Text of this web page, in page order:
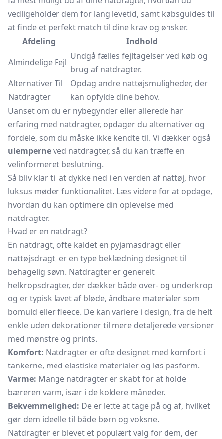
vedligeholder dem for lang levetid, samt købsguides til
at finde et perfekt match til dine krav og ønsker.
Afdeling
Indhold
Almindelige Fejl
Undgå fælles fejltagelser ved køb og
brug af natdragter.
Alternativer Til
Natdragter
Opdag andre nattøjsmuligheder, der
kan opfylde dine behov.
Uanset om du er nybegynder eller allerede har
erfaring med natdragter, opdager du alternativer og
fordele, som du måske ikke kendte til. Vi dækker også
ulemperneved natdragter, så du kan træffe en
velinformeret beslutning.
Så bliv klar til at dykke ned i en verden af nattøj, hvor
luksus møder funktionalitet. Læs videre for at opdage,
hvordan du kan optimere din oplevelse med
natdragter.
Hvad er en natdragt?
En natdragt, ofte kaldet en pyjamasdragt eller
nattøjsdragt, er en type beklædning designet til
behagelig søvn. Natdragter er generelt
helkropsdragter, der dækker både over- og underkrop
og er typisk lavet af bløde, åndbare materialer som
bomuld eller fleece. De kan variere i design, fra de helt
enkle uden dekorationer til mere detaljerede versioner
med mønstre og prints.
Komfort: Natdragter er ofte designet med komfort i
tankerne, med elastiske materialer og løs pasform.
Varme: Mange natdragter er skabt for at holde
bæreren varm, især i de koldere måneder.
Bekvemmelighed: De er lette at tage på og af, hvilket
gør dem ideelle til både børn og voksne.
Natdragter er blevet et populært valg for dem, der